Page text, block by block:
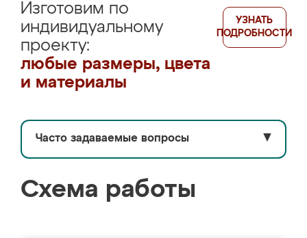
Изготовим по
индивидуальному
проекту:
любые размеры, цвета
и материалы
УЗНАТЬ
ПОДРОБНОСТИ
Часто задаваемые вопросы ▼
Схема работы